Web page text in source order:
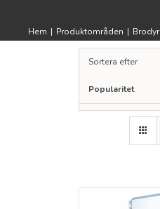
Hem | Produktområden | Brodyr
Sortera efter
Popularitet
Visa